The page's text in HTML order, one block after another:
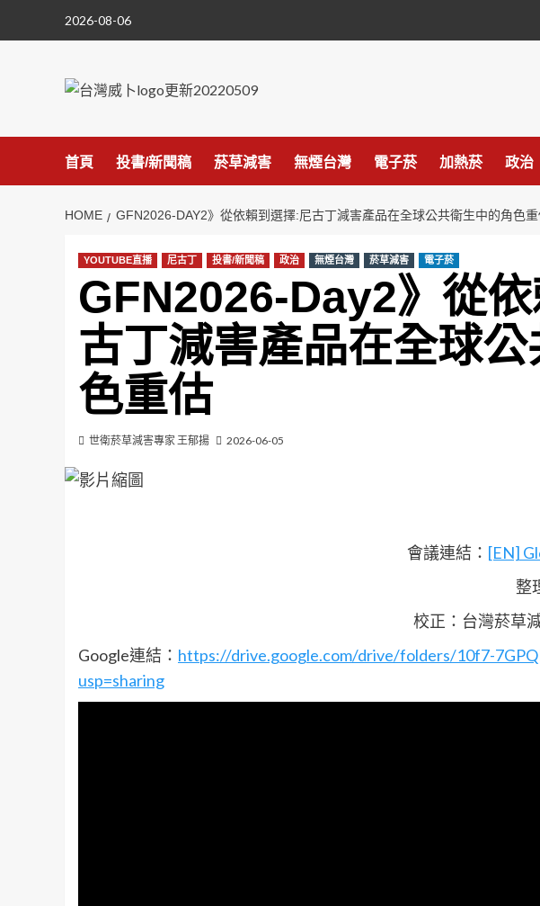
2026-08-06
首頁 投書/新聞稿 菸草減害 無煙台灣 電子菸 加熱菸 政治
HOME GFN2026-DAY2》從依賴到選擇:尼古丁減害產品在全球公共衛生中的角色
YOUTUBE直播 尼古丁 投書/新聞稿 政治 無煙台灣 菸草減害 電子菸
GFN2026-Day2》從
古丁減害產品在全球
色重估
世衛菸草減害專家 王郁揚 2026-06-05
會議連結： [EN]
整
校正：台灣菸草
Google連結： https://drive.google.com/drive/folders/10f7-
usp=sharing